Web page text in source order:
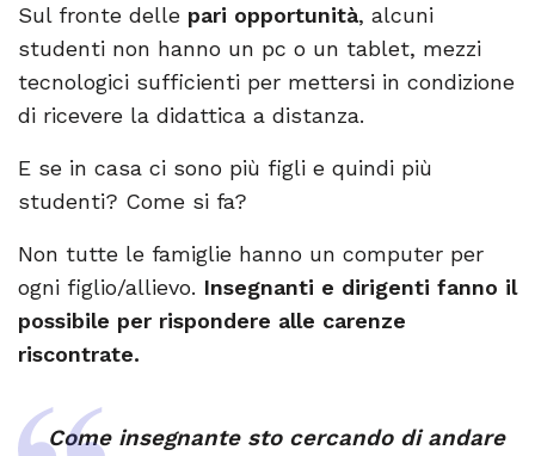
Sul fronte delle pari opportunità, alcuni
studenti non hanno un pc o un tablet, mezzi
tecnologici sufficienti per mettersi in condizione
di ricevere la didattica a distanza.
E se in casa ci sono più figli e quindi più
studenti? Come si fa?
Non tutte le famiglie hanno un computer per
ogni figlio/allievo. Insegnanti e dirigenti fanno il
possibile per rispondere alle carenze
riscontrate.
Come insegnante sto cercando di andare